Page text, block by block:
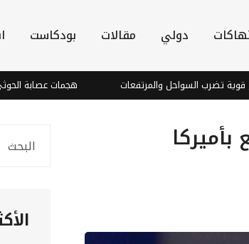
دولي مقالات بودكاست
السواحل والمرتفعات هجمات عصابة الحوثي في